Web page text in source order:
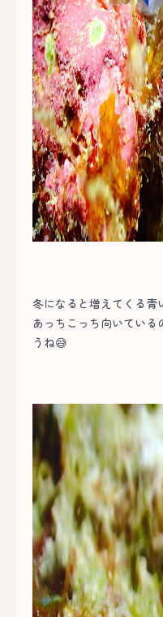
冬になると増えてくる青
あっちこっち向いている
うね😅